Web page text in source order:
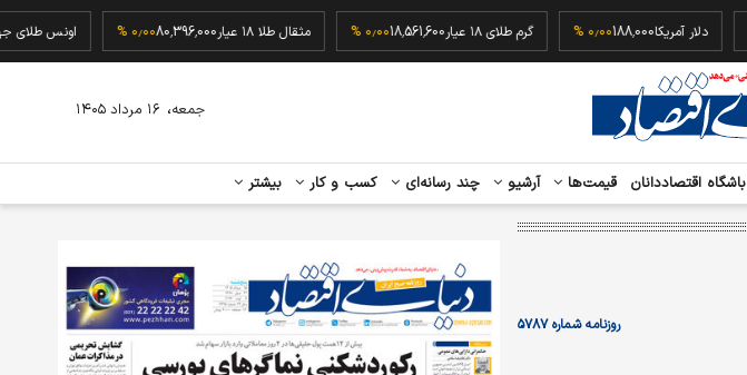
دلار آمریکا188,000 گرم طلای ۱۸ عیار 18,561,600 مثقال طلا ۱۸ عیار 80,396,000 اونس
باشگاه اقتصاددانان قیمت‌ها آرشیو چند رسانه‌ای کسب و کار بیشتر
جمعه، ۱۶ مرداد ۱۴۰۵
روزنامه شماره ۵۷۸۷